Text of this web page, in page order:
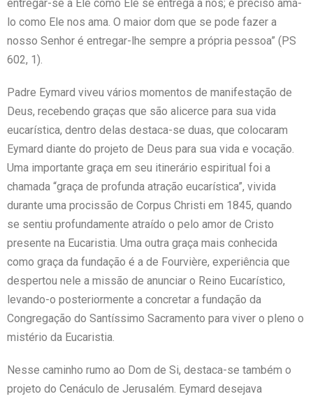
entregar-se a Ele como Ele se entrega a nós; é preciso amá-
lo como Ele nos ama. O maior dom que se pode fazer a
nosso Senhor é entregar-lhe sempre a própria pessoa” (PS
602, 1).
Padre Eymard viveu vários momentos de manifestação de
Deus, recebendo graças que são alicerce para sua vida
eucarística, dentro delas destaca-se duas, que colocaram
Eymard diante do projeto de Deus para sua vida e vocação.
Uma importante graça em seu itinerário espiritual foi a
chamada “graça de profunda atração eucarística”, vivida
durante uma procissão de Corpus Christi em 1845, quando
se sentiu profundamente atraído o pelo amor de Cristo
presente na Eucaristia. Uma outra graça mais conhecida
como graça da fundação é a de Fourvière, experiência que
despertou nele a missão de anunciar o Reino Eucarístico,
levando-o posteriormente a concretar a fundação da
Congregação do Santíssimo Sacramento para viver o pleno o
mistério da Eucaristia.
Nesse caminho rumo ao Dom de Si, destaca-se também o
projeto do Cenáculo de Jerusalém. Eymard desejava